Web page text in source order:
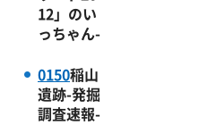
12」のい
っちゃん-
0150稲山
遺跡-発掘
調査速報-